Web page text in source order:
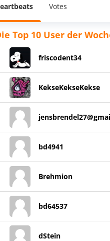
Votes
Top 10 User der
friscodent34
KekseKekseKekse
bd4941
Brehmion
bd64537
dStein